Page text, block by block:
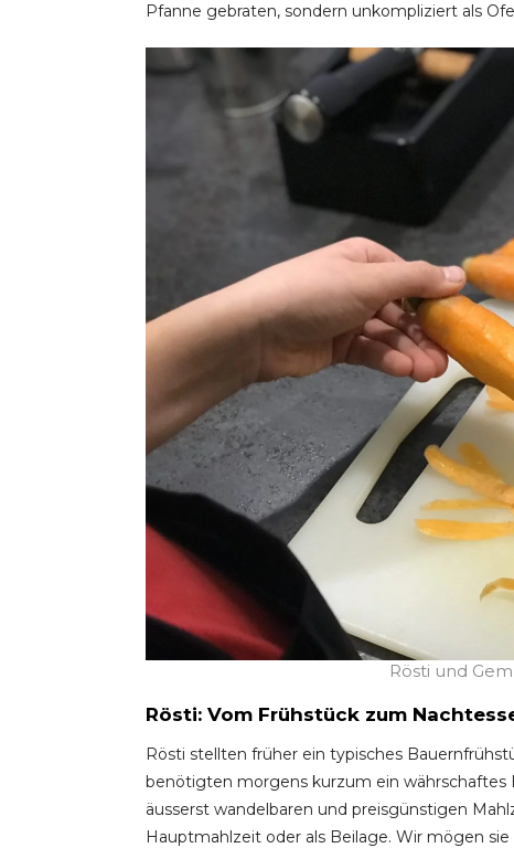
Pfanne gebraten, sondern unkompliziert als
Rösti und
Rösti: Vom Frühstück zum
Rösti stellten früher ein typisches
benötigten morgens kurzum ein währschaftes
äusserst wandelbaren und preisgünstigen
Hauptmahlzeit oder als Beilage. Wir mögen